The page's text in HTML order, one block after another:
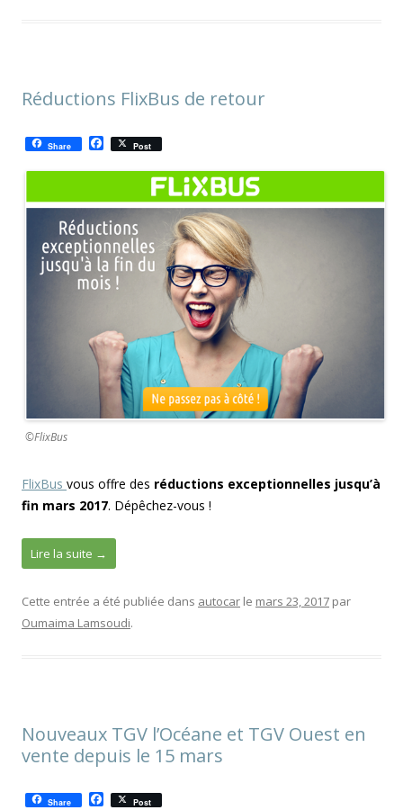
Réductions FlixBus de retour
Share
a
c
b
o
o
k
Post
©FlixBus
FlixBus vous offre des réductions exceptionnelles jusqu’à
fin mars 2017. Dépêchez-vous !
Lire la suite →
Cette entrée a été publiée dans autocar le mars 23, 2017 par
Oumaima Lamsoudi.
Nouveaux TGV l’Océane et TGV Ouest en
vente depuis le 15 mars
Share Post